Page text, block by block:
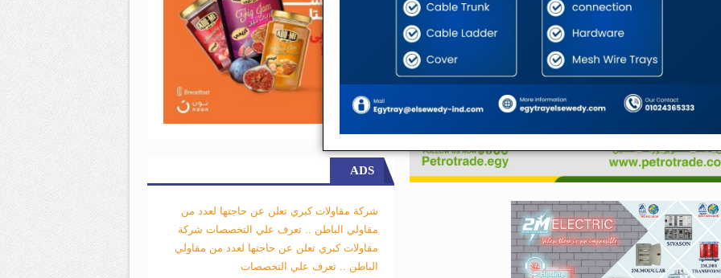
ADS
شركة مقاولات كبري تعلن عن حاجتها لعدد من
مقاولي الباطن .. تعرف علي التخصصات شركة
مقاولات كبري تعلن عن حاجتها لعدد من مقاولي
الباطن .. تعرف علي التخصصات